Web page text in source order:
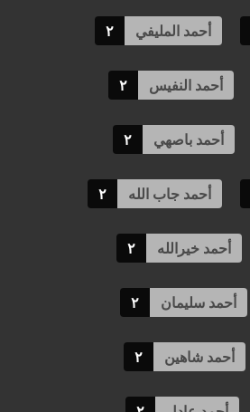
أحمد المليفي ٢
أحمد النفيس ٢
أحمد باصهي ٢
أحمد جاب الله ٢
أحمد خيرالله ٢
أحمد سليمان ٢
أحمد شاهين ٢